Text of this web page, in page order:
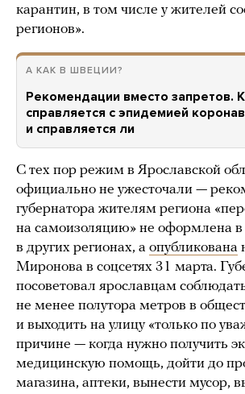
карантин, в том числе у жителей
регионов».
А КАК В ШВЕЦИИ?
Рекомендации вместо запретов.
справляется с эпидемией
и справляется ли
С тех пор режим в Ярославской
официально не ужесточали —
губернатора жителям региона
на самоизоляцию» не оформлена в
в других регионах, а опубликована
Миронова в соцсетях 31 марта.
посоветовал ярославцам
не менее полутора метров в
и выходить на улицу «только по
причине — когда нужно получить
медицинскую помощь, дойти до
магазина, аптеки, вынести мусор,